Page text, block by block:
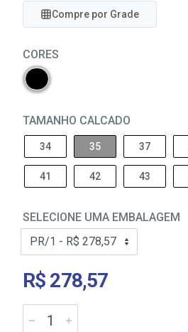
Compre por Grade
CORES
TAMANHO CALCADO
34 35 37
41 42 43
SELECIONE UMA EMBALAGEM
R$ 278,57